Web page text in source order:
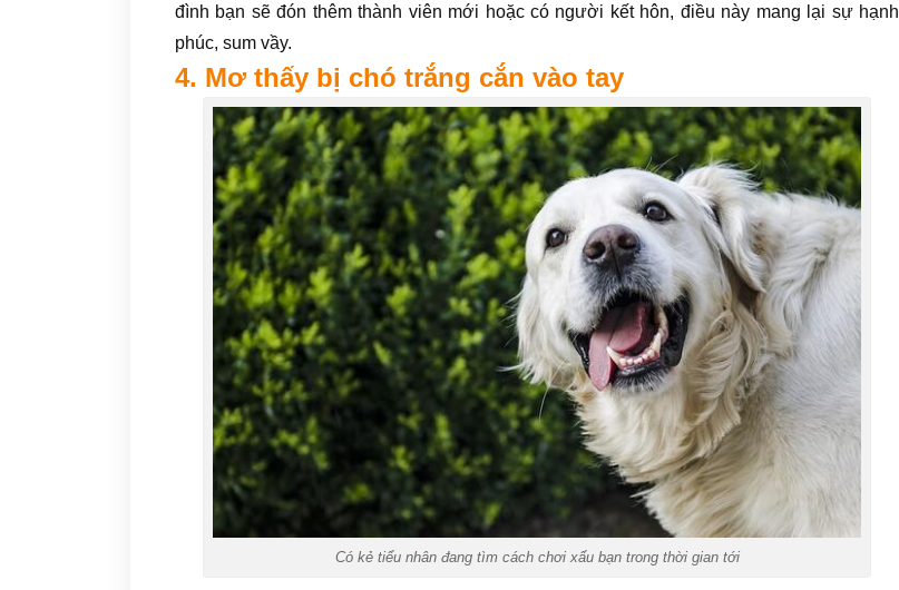
đình bạn sẽ đón thêm thành viên mới hoặc có người kết hôn, điều này mang lại sự hạnh
phúc, sum vầy.
4. Mơ thấy bị chó trắng cắn vào tay
Có kẻ tiểu nhân đang tìm cách chơi xấu bạn trong thời gian tới